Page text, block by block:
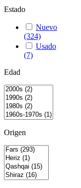
Estado
Nuevo
(324)
Usado
(7)
Edad
Origen